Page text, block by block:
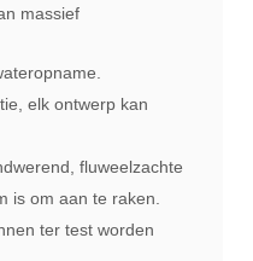
massief
elk ontwerp kan
fluweelzachte
is om aan te raken.
ter test worden